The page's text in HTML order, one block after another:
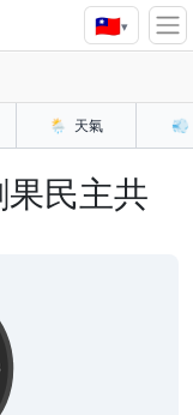
🇹🇼▾
🌦️ 天氣 💨
民主共